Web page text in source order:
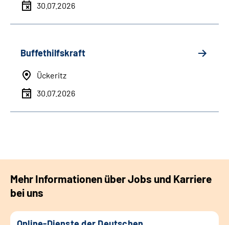
30.07.2026
Buffethilfskraft
Ückeritz
30.07.2026
Mehr Informationen über Jobs und Karriere
bei uns